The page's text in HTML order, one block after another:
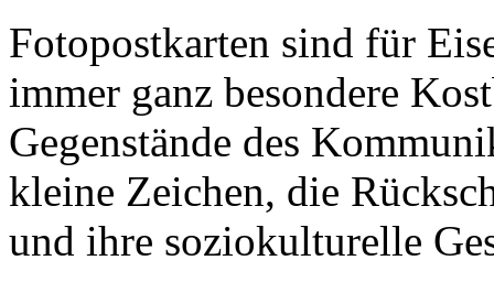
Fotopostkarten sind für
immer ganz besondere
Gegenstände des
kleine Zeichen, die
und ihre soziokulturelle